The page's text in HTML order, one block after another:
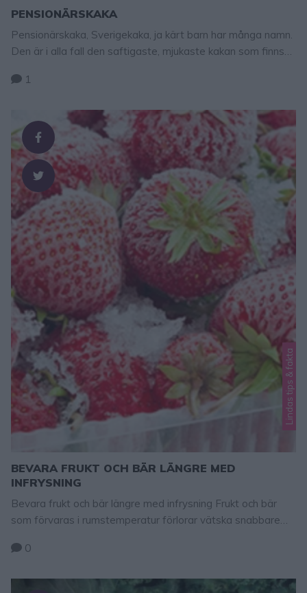
PENSIONÄRSKAKA
Pensionärskaka, Sverigekaka, ja kärt barn har många namn.
Den är i alla fall den saftigaste, mjukaste kakan som finns
som är lätt att lyckas med. Obs! Fyllningen ska vara lös och
vetemjöl 3 dl strösocker 2 tsk bakpulver 1 dl vatten, …
1
Lindas tips & fakta
BEVARA FRUKT OCH BÄR LÄNGRE MED
INFRYSNING
Bevara frukt och bär längre med infrysning Frukt och bär
som förvaras i rumstemperatur förlorar vätska snabbare
uttorkning vilket gör att frukten blir mindre saftig samt att
saftigheten i frukten och bären genom att förvara dem i
0